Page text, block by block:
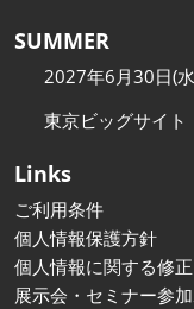
SUMMER
2027年6月30日(
東京ビッグサイト
Links
ご利用条件
個人情報保護方針
個人情報に関する修
展示会・セミナー参